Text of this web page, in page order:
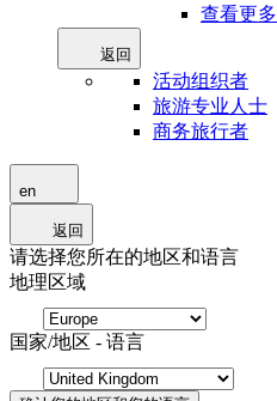
查看更多
返回
活动组织者
旅游专业人士
商务旅行者
en
返回
请选择您所在的地区和语言
地理区域
国家/地区 - 语言